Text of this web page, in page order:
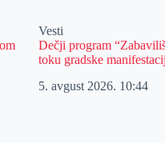
Vesti
Dečji program
toku gradske
5. avgust 2026. 10:44